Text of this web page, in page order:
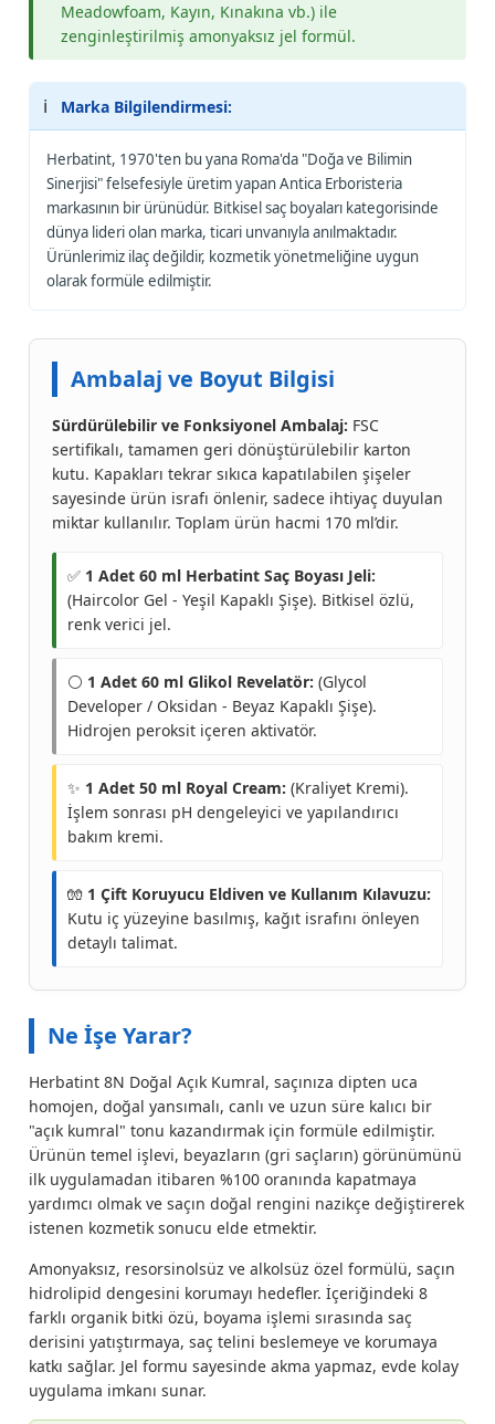
Meadowfoam, Kayın, Kınakına vb.) ile
zenginleştirilmiş amonyaksız jel formül.
ℹ️ Marka Bilgilendirmesi:
Herbatint, 1970'ten bu yana Roma'da "Doğa ve Bilimin
Sinerjisi" felsefesiyle üretim yapan Antica Erboristeria
markasının bir ürünüdür. Bitkisel saç boyaları kategorisinde
dünya lideri olan marka, ticari unvanıyla anılmaktadır.
Ürünlerimiz ilaç değildir, kozmetik yönetmeliğine uygun
olarak formüle edilmiştir.
Ambalaj ve Boyut Bilgisi
Sürdürülebilir ve Fonksiyonel Ambalaj: FSC
sertifikalı, tamamen geri dönüştürülebilir karton
kutu. Kapakları tekrar sıkıca kapatılabilen şişeler
sayesinde ürün israfı önlenir, sadece ihtiyaç duyulan
miktar kullanılır. Toplam ürün hacmi 170 ml’dir.
✅ 1 Adet 60 ml Herbatint Saç Boyası Jeli:
(Haircolor Gel - Yeşil Kapaklı Şişe). Bitkisel özlü,
renk verici jel.
⚪ 1 Adet 60 ml Glikol Revelatör: (Glycol
Developer / Oksidan - Beyaz Kapaklı Şişe).
Hidrojen peroksit içeren aktivatör.
✨ 1 Adet 50 ml Royal Cream: (Kraliyet Kremi).
İşlem sonrası pH dengeleyici ve yapılandırıcı
bakım kremi.
🧤 1 Çift Koruyucu Eldiven ve Kullanım Kılavuzu:
Kutu iç yüzeyine basılmış, kağıt israfını önleyen
detaylı talimat.
Ne İşe Yarar?
Herbatint 8N Doğal Açık Kumral, saçınıza dipten uca
homojen, doğal yansımalı, canlı ve uzun süre kalıcı bir
"açık kumral" tonu kazandırmak için formüle edilmiştir.
Ürünün temel işlevi, beyazların (gri saçların) görünümünü
ilk uygulamadan itibaren %100 oranında kapatmaya
yardımcı olmak ve saçın doğal rengini nazikçe değiştirerek
istenen kozmetik sonucu elde etmektir.
Amonyaksız, resorsinolsüz ve alkolsüz özel formülü, saçın
hidrolipid dengesini korumayı hedefler. İçeriğindeki 8
farklı organik bitki özü, boyama işlemi sırasında saç
derisini yatıştırmaya, saç telini beslemeye ve korumaya
katkı sağlar. Jel formu sayesinde akma yapmaz, evde kolay
uygulama imkanı sunar.